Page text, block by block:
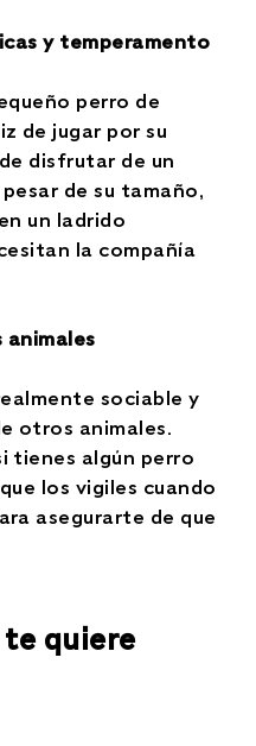
y temperamento
perro de
de jugar por su
disfrutar de un
de su tamaño,
un ladrido
la compañía
sociable y
otros animales.
tienes algún perro
los vigiles cuando
asegurarte de que
quiere